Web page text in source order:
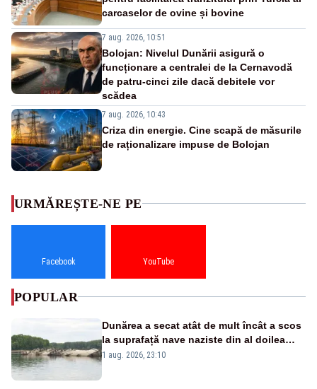
carcaselor de ovine și bovine
7 aug. 2026, 10:51
Bolojan: Nivelul Dunării asigură o
funcționare a centralei de la Cernavodă
de patru-cinci zile dacă debitele vor
scădea
7 aug. 2026, 10:43
Criza din energie. Cine scapă de măsurile
de raționalizare impuse de Bolojan
URMĂREȘTE-NE PE
Facebook YouTube
POPULAR
Dunărea a secat atât de mult încât a scos
la suprafață nave naziste din al doilea
război mondial
1 aug. 2026, 23:10